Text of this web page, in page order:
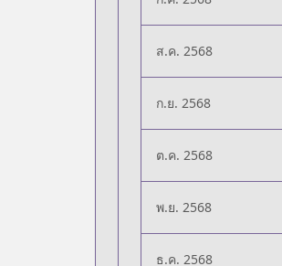
ส.ค. 2568
ก.ย. 2568
ต.ค. 2568
พ.ย. 2568
ธ.ค. 2568